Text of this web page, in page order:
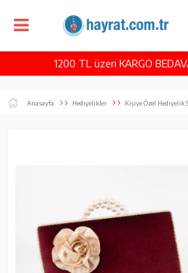
1200 TL üzeri KARGO
Anasayfa Hediyelikler Kişiye Özel Hediyelik